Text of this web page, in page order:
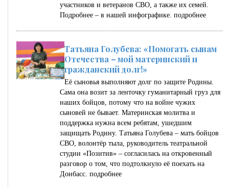
участников и ветеранов СВО, а также их семей.
Подробнее – в нашей инфографике. подробнее
Татьяна Голубева: «Помогать сынам
Отечества – мой материнский и
гражданский долг!»
Её сыновья выполняют долг по защите Родины.
Сама она возит за ленточку гуманитарный груз для
наших бойцов, потому что на войне чужих
сыновей не бывает. Материнская молитва и
поддержка нужна всем ребятам, ушедшим
защищать Родину. Татьяна Голубева – мать бойцов
СВО, волонтёр тыла, руководитель театральной
студии «Позитив» – согласилась на откровенный
разговор о том, что подтолкнуло её поехать на
Донбасс. подробнее